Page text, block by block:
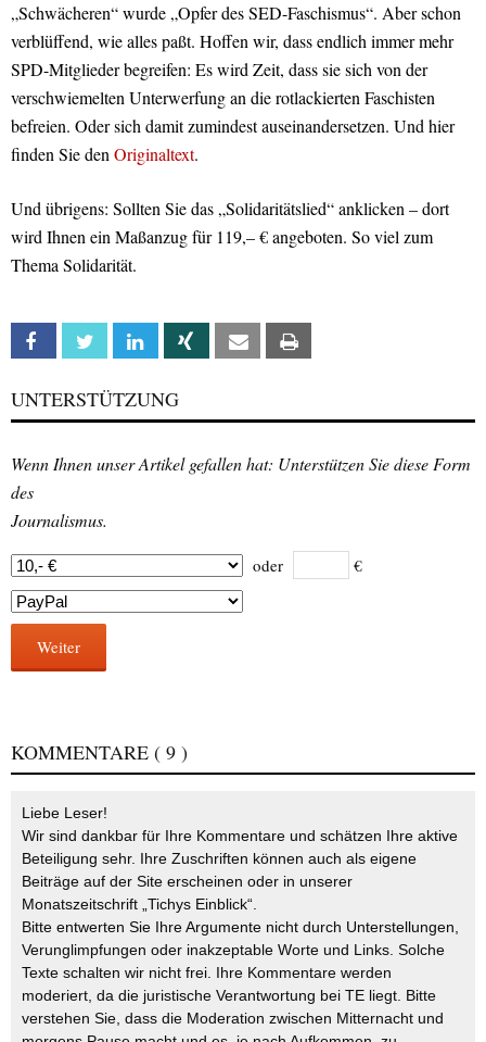
„Schwächeren“ wurde „Opfer des SED-Faschismus“. Aber schon
verblüffend, wie alles paßt. Hoffen wir, dass endlich immer mehr
SPD-Mitglieder begreifen: Es wird Zeit, dass sie sich von der
verschwiemelten Unterwerfung an die rotlackierten Faschisten
befreien. Oder sich damit zumindest auseinandersetzen. Und hier
finden Sie den Originaltext.
Und übrigens: Sollten Sie das „Solidaritätslied“ anklicken – dort
wird Ihnen ein Maßanzug für 119,– € angeboten. So viel zum
Thema Solidarität.
Facebook Twitter Linkedin Xing Email
UNTERSTÜTZUNG
Wenn Ihnen unser Artikel gefallen hat: Unterstützen Sie diese Form
des
Journalismus.
oder €
Weiter
KOMMENTARE ( 9 )
Liebe Leser!
Wir sind dankbar für Ihre Kommentare und schätzen Ihre aktive
Beteiligung sehr. Ihre Zuschriften können auch als eigene
Beiträge auf der Site erscheinen oder in unserer
Monatszeitschrift „Tichys Einblick“.
Bitte entwerten Sie Ihre Argumente nicht durch Unterstellungen,
Verunglimpfungen oder inakzeptable Worte und Links. Solche
Texte schalten wir nicht frei. Ihre Kommentare werden
moderiert, da die juristische Verantwortung bei TE liegt. Bitte
verstehen Sie, dass die Moderation zwischen Mitternacht und